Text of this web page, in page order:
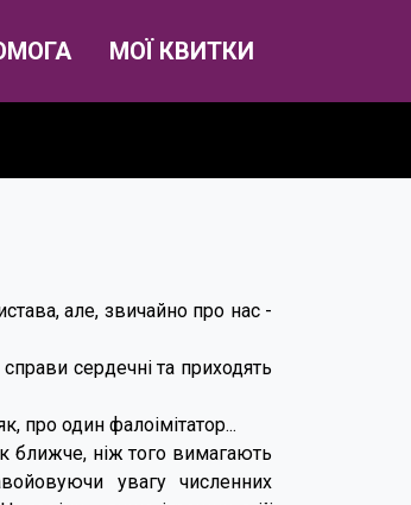
МОЇ КВИТКИ
але, звичайно про нас -
сердечні та приходять
про один фалоімітатор...
ближче, ніж того вимагають
увагу численних